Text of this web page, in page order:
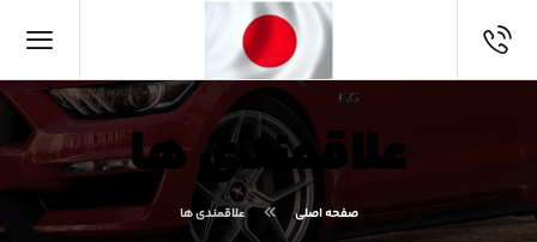
علاقمندی ها
صفحه اصلی علاقمندی ها